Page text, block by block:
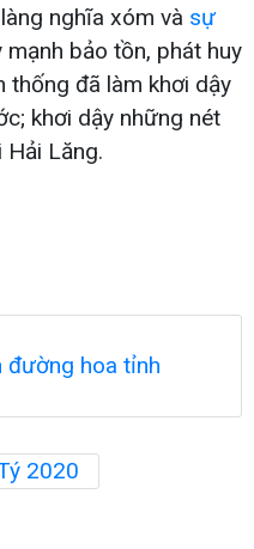
nghĩa xóm và sự
mạnh bảo tồn, phát huy
thống đã làm khơi dậy
khơi dậy những nét
Lăng.
đường hoa tỉnh
2020